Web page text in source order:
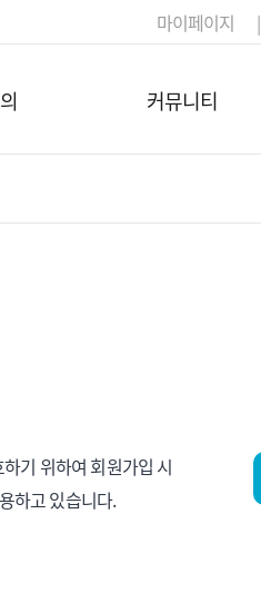
마이페이지
커뮤니티
기 위하여 회원가입 시
하고 있습니다.